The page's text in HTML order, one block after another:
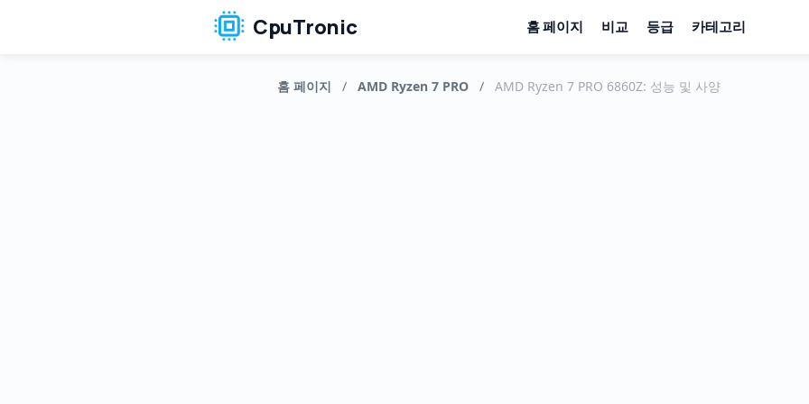
CpuTronic 홈 페이지 비교 등급 카테고리
홈 페이지 / AMD Ryzen 7 PRO / AMD Ryzen 7 PRO 6860Z: 성능 및 사양